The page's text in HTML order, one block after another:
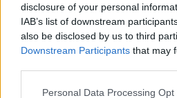
disclosure of your personal
IAB’s list of downstream
also be disclosed by us to third
Downstream Participants that may
Personal Data Processing Opt
Изкуствен интелект
създаде нови